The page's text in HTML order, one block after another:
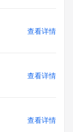
查看详情
查看详情
查看详情